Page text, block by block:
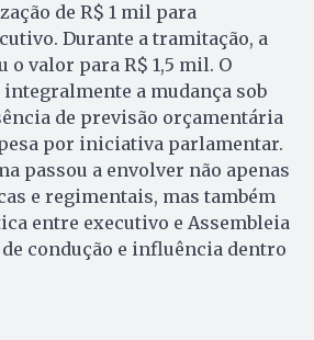
de R$ 1 mil para
Durante a tramitação, a
o valor para R$ 1,5 mil. O
a mudança sob
de previsão orçamentária
por iniciativa parlamentar.
passou a envolver não apenas
e regimentais, mas também
entre executivo e Assembleia
condução e influência dentro